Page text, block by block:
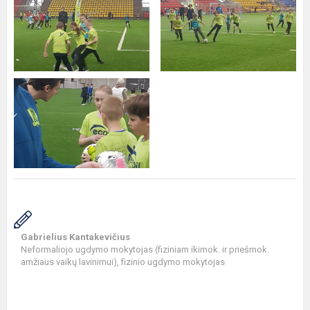
Gabrielius Kantakevičius
Neformaliojo ugdymo mokytojas (fiziniam ikimok. ir priešmok.
amžiaus vaikų lavinimui), fizinio ugdymo mokytojas